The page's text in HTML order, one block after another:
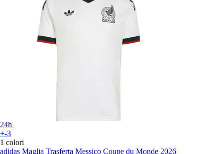
24h
+-3
1 colori
adidas Maglia Trasferta Messico Coupe du Monde 2026